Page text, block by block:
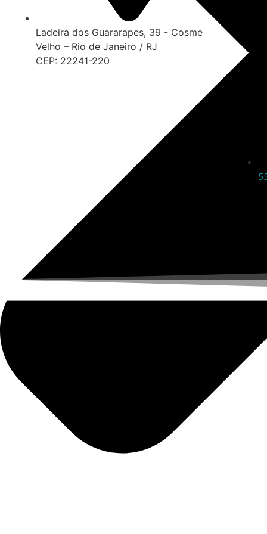
Ladeira dos Guararapes, 39 - Cosme
Velho – Rio de Janeiro / RJ
CEP: 22241-220